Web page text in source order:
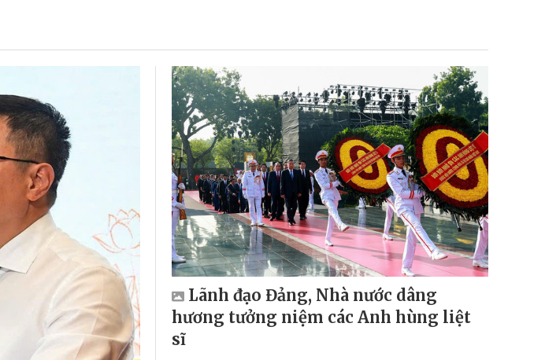
Lãnh đạo Đảng, Nhà nước dâng
hương tưởng niệm các Anh hùng liệt
sĩ